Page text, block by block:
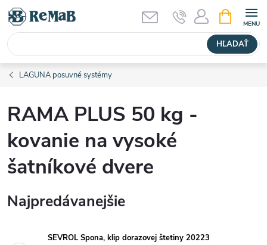
Prejsť
obsah
HĽADAŤ
KOŠÍK
LAGUNA posuvné systémy
RAMA PLUS 50 kg -
kovanie na vysoké
šatníkové dvere
Najpredávanejšie
SEVROL Spona, klip dorazovej štetiny 20223